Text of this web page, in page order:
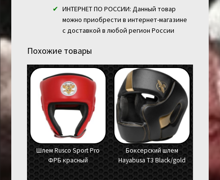
ИНТЕРНЕТ ПО РОССИИ: Данный товар
можно приобрести в интернет-магазине
с доставкой в любой регион России
Похожие товары
Шлем Rusco Sport Pro
ФРБ красный
Боксерский шлем
Hayabusa T3 Black/gold